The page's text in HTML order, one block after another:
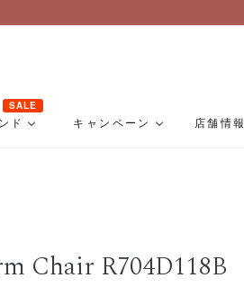
ド
SALE
キャンペーン
店舗情報
Chair R704D118B